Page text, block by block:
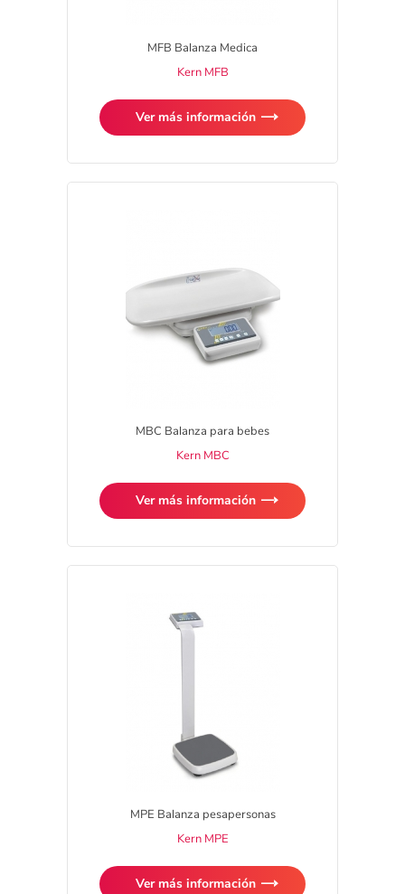
MFB Balanza Medica
Kern MFB
Ver más información
MBC Balanza para bebes
Kern MBC
Ver más información
MPE Balanza pesapersonas
Kern MPE
Ver más información